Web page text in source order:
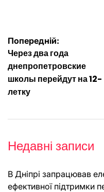
Навігація
записів
Попередній:
Через два года
днепропетровские
школы перейдут на 12-
летку
Недавні записи
В Дніпрі запрацював
ефективної підтримки